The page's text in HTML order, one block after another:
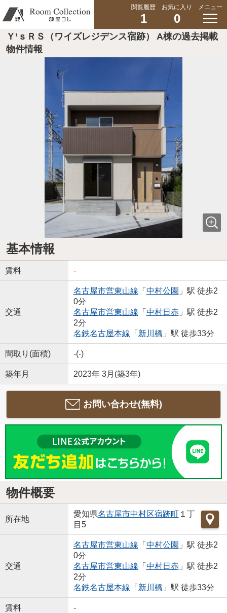
閲覧履歴
1
お気に入り
0
メニュー
Ｙ’ｓＲＳ（ワイズレジデンス宿跡） A棟の過去掲載
物件情報
基本情報
賃料 -
交通
名古屋市営東山線 「 中村公園 」駅 徒歩2
0分
名古屋市営東山線 「 中村日赤」駅 徒歩2
2分
名鉄名古屋本線 「 新川橋 」駅 徒歩33分
間取り(面積) -(-)
築年月 2023年 3月(築3年)
お問い合わせ(無料)
物件概要
所在地
愛知県名古屋市中村区宿跡町１丁
目5
交通
名古屋市営東山線 「 中村公園 」駅 徒歩2
0分
名古屋市営東山線 「 中村日赤」駅 徒歩2
2分
名鉄名古屋本線 「 新川橋 」駅 徒歩33分
賃料 -